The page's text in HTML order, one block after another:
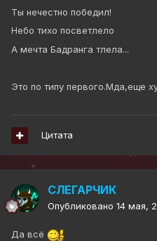
Ты нечестно победил!
Небо тихо посветлело
А мечта Бадранга тлела...
Это по типу первого.Мда,еще
Цитата
СЛЕГАРЧИК
Опубликовано 14 мая,
Да всё